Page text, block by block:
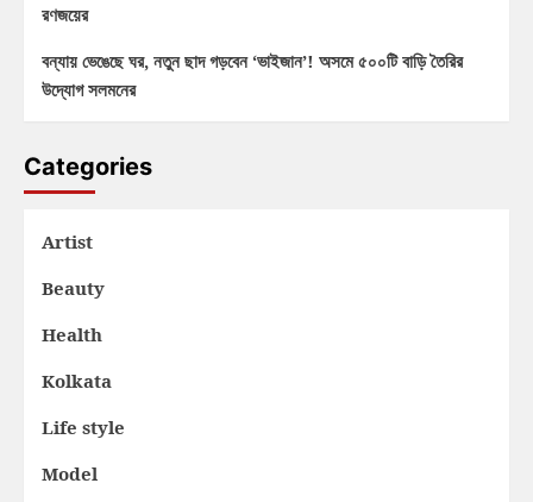
রণজয়ের
বন্যায় ভেঙেছে ঘর, নতুন ছাদ গড়বেন ‘ভাইজান’! অসমে ৫০০টি বাড়ি তৈরির
উদ্যোগ সলমনের
Categories
Artist
Beauty
Health
Kolkata
Life style
Model